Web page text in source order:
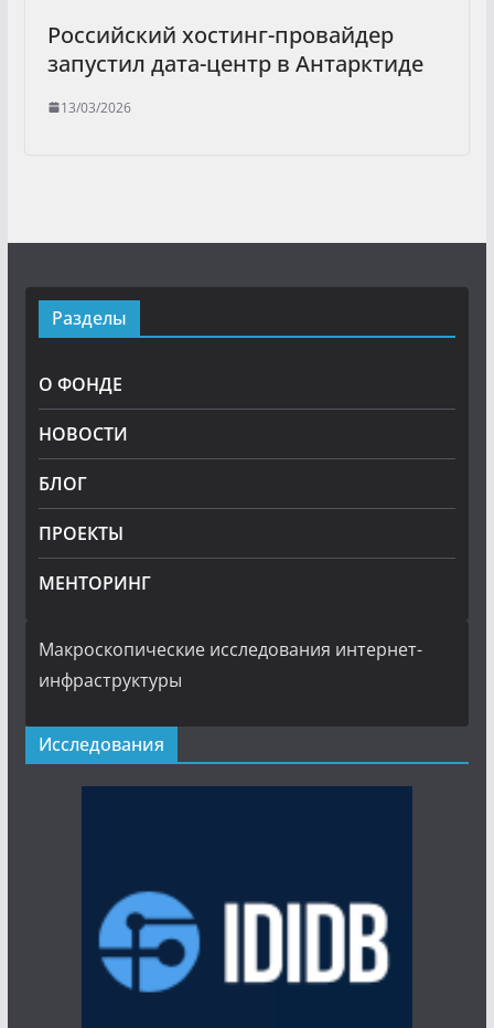
Российский хостинг-провайдер
запустил дата-центр в Антарктиде
13/03/2026
Разделы
О ФОНДЕ
НОВОСТИ
БЛОГ
ПРОЕКТЫ
МЕНТОРИНГ
Макроскопические исследования интернет-
инфраструктуры
Исследования